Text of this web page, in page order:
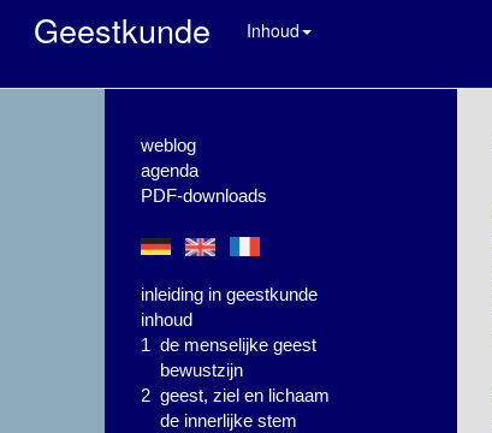
Geestkunde Inhoud
weblog
agenda
PDF-downloads
inleiding in geestkunde
inhoud
1 de menselijke geest
bewustzijn
2 geest, ziel en lichaam
de innerlijke stem